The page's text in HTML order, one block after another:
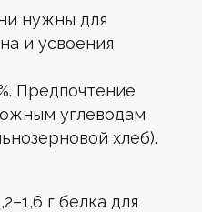
нужны для
и усвоения
Предпочтение
углеводам
хлеб).
г белка для